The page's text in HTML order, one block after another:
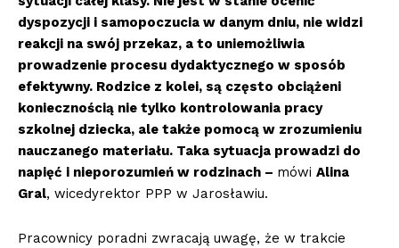
dyspozycji i samopoczucia w danym dniu, nie widzi
reakcji na swój przekaz, a to uniemożliwia
prowadzenie procesu dydaktycznego w sposób
efektywny. Rodzice z kolei, są często obciążeni
koniecznością nie tylko kontrolowania pracy
szkolnej dziecka, ale także pomocą w zrozumieniu
nauczanego materiału. Taka sytuacja prowadzi do
napięć i nieporozumień w rodzinach – mówi Alina
Gral, wicedyrektor PPP w Jarosławiu.
Pracownicy poradni zwracają uwagę, że w trakcie